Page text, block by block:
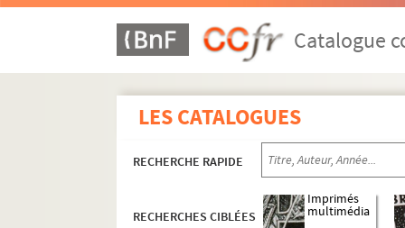
Catalogue
LES CATALOGUES
RECHERCHE RAPIDE
RECHERCHES CIBLÉES
Imprimés
multimédia